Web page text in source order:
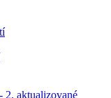
2. aktualizované